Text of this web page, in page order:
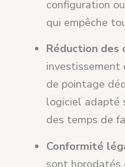
configuration
qui empêche
Réduction des
investissement
de pointage
logiciel adapté
des temps de
Conformité
sont